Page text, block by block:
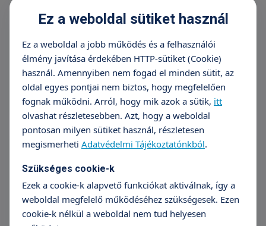
Receptírás vizsgálat nélkül (ügyeleti
36 990 Ft
+36 70 659 88 88 Részletek
Nőgyógyászati szűrővizsgálat +
ultrahang vizsgálat
Árak megtekintése
Időpontfoglalás Részletek
Ez a weboldal sütiket használ
Ez a weboldal a jobb működés és a felhasználói
élmény javítása érdekében HTTP-sütiket (Cookie)
használ. Amennyiben nem fogad el minden sütit, az
oldal egyes pontjai nem biztos, hogy megfelelően
fognak működni. Arról, hogy mik azok a sütik, itt
olvashat részletesebben. Azt, hogy a weboldal
pontosan milyen sütiket használ, részletesen
megismerheti Adatvédelmi Tájékoztatónkból.
Szükséges cookie-k
Ezek a cookie-k alapvető funkciókat aktiválnak, így a
weboldal megfelelő működéséhez szükségesek. Ezen
cookie-k nélkül a weboldal nem tud helyesen